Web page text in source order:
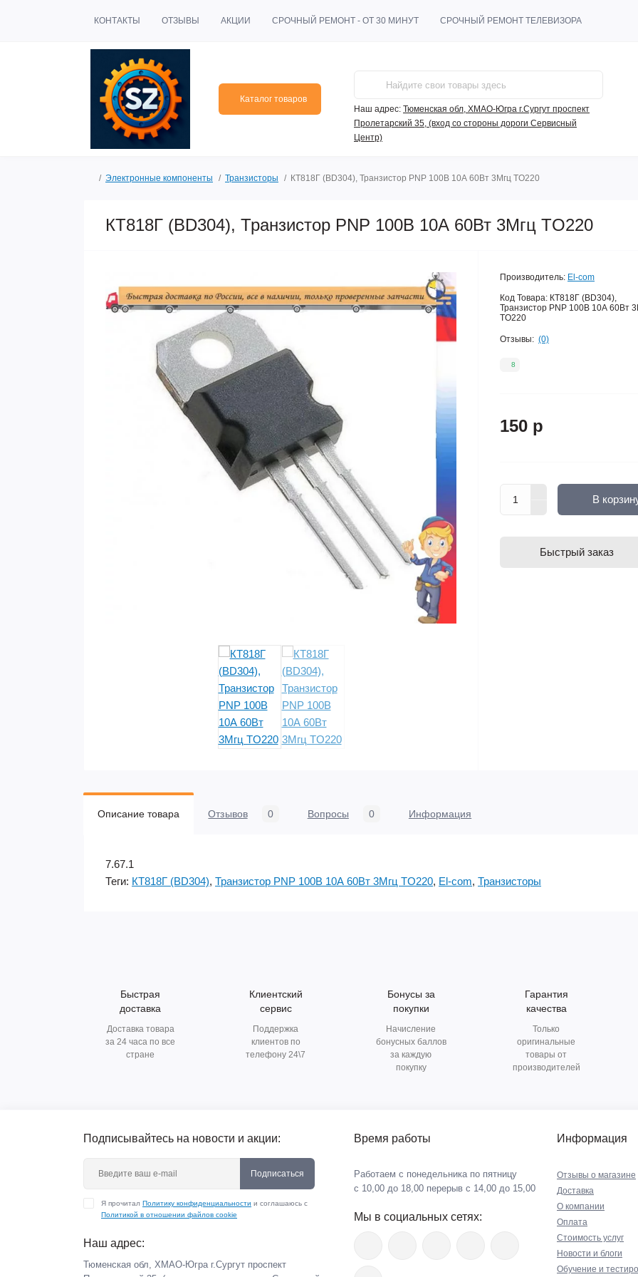
КОНТАКТЫ ОТЗЫВЫ АКЦИИ СРОЧНЫЙ РЕМОНТ - ОТ 30 МИНУТ СРОЧНЫЙ РЕМОНТ ТЕЛЕВИЗОРА
Каталог товаров
Наш адрес: Тюменская обл, ХМАО-Югра г.Сургут проспект
Пролетарский 35, (вход со стороны дороги Сервисный
Центр)
Электронные компоненты Транзисторы КТ818Г (BD304), Транзистор PNP 100В 10А 60Вт 3Мгц TO220
КТ818Г (BD304), Транзистор PNP 100В 10А 60Вт 3Мгц TO220
Производитель: El-com
Код Товара: КТ818Г (BD304),
Транзистор PNP 100В 10А 60Вт
TO220
Отзывы: (0)
8
150 р
В
Быстрый заказ
Описание товара Отзывов 0 Вопросы 0 Информация
7.67.1
Теги: КТ818Г (BD304), Транзистор PNP 100В 10А 60Вт 3Мгц TO220, El-com, Транзисторы
Быстрая
доставка
Доставка товара
за 24 часа по все
стране
Клиентский
сервис
Поддержка
клиентов по
телефону 24\7
Бонусы за
покупки
Начисление
бонусных баллов
за каждую
покупку
Гарантия
качества
Только
оригинальные
товары от
производителей
Подписывайтесь на новости и акции:
Подписаться
Я прочитал Политику конфиденциальности и соглашаюсь с
Политикой в отношении файлов cookie
Наш адрес:
Тюменская обл, ХМАО-Югра г.Сургут проспект
Время работы
Работаем с понедельника по пятницу
с 10,00 до 18,00 перерыв с 14,00 до 15,00
Мы в социальных сетях:
Информация
Отзывы о магазине
Доставка
О компании
Оплата
Стоимость услуг
Новости и блоги
Обучение и